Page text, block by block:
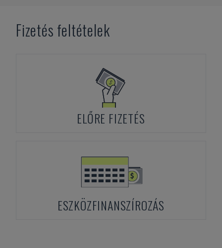
Fizetés feltételek
ELŐRE FIZETÉS
ESZKÖZFINANSZÍROZÁS